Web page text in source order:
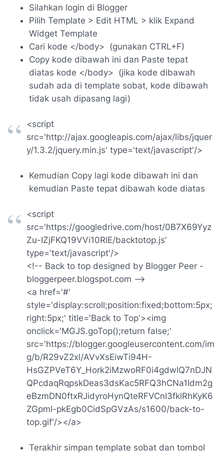
Silahkan login di Blogger
Pilih Template > Edit HTML > klik Expand
Widget Template
Cari kode </body> (gunakan CTRL+F)
Copy kode dibawah ini dan Paste tepat
diatas kode </body> (jika kode dibawah
sudah ada di template sobat, kode dibawah
tidak usah dipasang lagi)
<script
src='http://ajax.googleapis.com/ajax/libs/jquer
y/1.3.2/jquery.min.js' type='text/javascript'/>
Kemudian Copy lagi kode dibawah ini dan
kemudian Paste tepat dibawah kode diatas
<script
src='https://googledrive.com/host/0B7X69Yyz
Zu-IZjFKQ19VVi10RlE/backtotop.js'
type='text/javascript'/>
<!-- Back to top designed by Blogger Peer -
bloggerpeer.blogspot.com -->
<a href='#'
style='display:scroll;position:fixed;bottom:5px;
right:5px;' title='Back to Top'><img
onclick='MGJS.goTop();return false;'
src='https://blogger.googleusercontent.com/im
g/b/R29vZ2xl/AVvXsEiwTi94H-
HsGZPVeT6Y_Hork2iMzwoRF0i4gdwlQ7nDJN
QPcdaqRqpskDeas3dsKac5RFQ3hCNa1Idm2g
eBzmDN0ftxRJidyroHynQteRFVCnI3fklRhKyK6
ZGpml-pkEgb0CidSpGVzAs/s1600/back-to-
top.gif'/></a>
Terakhir simpan template sobat dan tombol